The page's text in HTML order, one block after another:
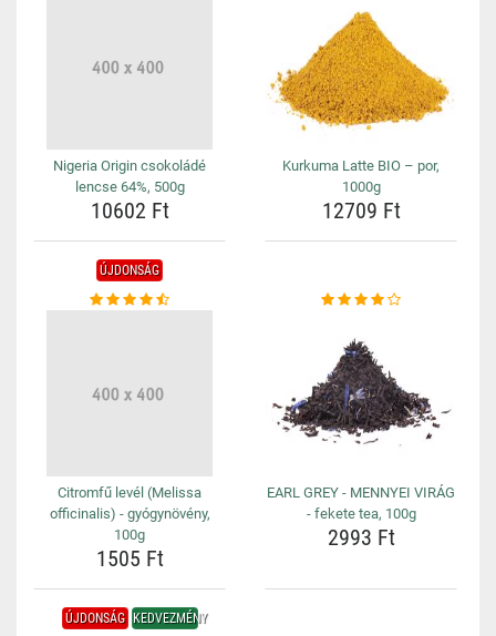
Nigeria Origin csokoládé
lencse 64%, 500g
10602 Ft
Kurkuma Latte BIO – por,
1000g
12709 Ft
ÚJDONSÁG
Citromfű levél (Melissa
officinalis) - gyógynövény,
100g
1505 Ft
EARL GREY - MENNYEI VIRÁG
- fekete tea, 100g
2993 Ft
ÚJDONSÁG KEDVEZMÉNY